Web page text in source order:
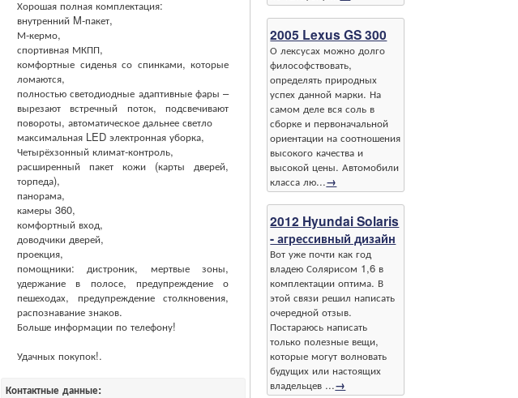
Хорошая полная комплектация:
внутренний M-пакет,
М-кермо,
спортивная МКПП,
комфортные сиденья со спинками, которые
ломаются,
полностью светодиодные адаптивные фары –
вырезают встречный поток, подсвечивают
повороты, автоматическое дальнее светло
максимальная LED электронная уборка,
Четырёхзонный климат-контроль,
расширенный пакет кожи (карты дверей,
торпеда),
панорама,
камеры 360,
комфортный вход,
доводчики дверей,
проекция,
помощники: дистроник, мертвые зоны,
удержание в полосе, предупреждение о
пешеходах, предупреждение столкновения,
распознавание знаков.
Больше информации по телефону!
Удачных покупок!.
Контактные данные:
2005 Lexus GS 300
О лексусах можно долго
философствовать,
определять природных
успех данной марки. На
самом деле вся соль в
сборке и первоначальной
ориентации на соотношения
высокого качества и
высокой цены. Автомобили
класса лю...→
2012 Hyundai Solaris
- агрессивный дизайн
Вот уже почти как год
владею Солярисом 1,6 в
комплектации оптима. В
этой связи решил написать
очередной отзыв.
Постараюсь написать
только полезные вещи,
которые могут волновать
будущих или настоящих
владельцев ...→